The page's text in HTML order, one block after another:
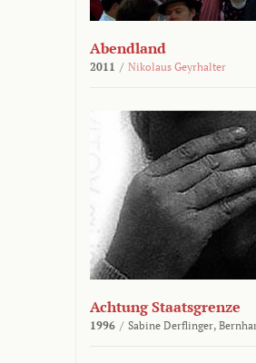
Abendland
2011 / Nikolaus Geyrhalter
Achtung Staatsgrenze
1996 / Sabine Derflinger,